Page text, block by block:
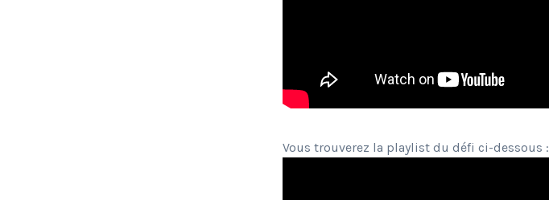
Vous trouverez la playlist du défi ci-dessous :